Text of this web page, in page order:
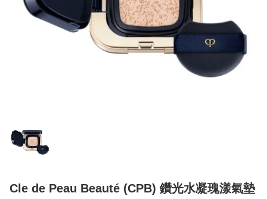
Cle de Peau Beauté (CPB) 鑽光水凝瑰漾氣墊